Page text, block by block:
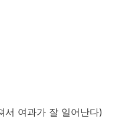
서 여과가 잘 일어난다)